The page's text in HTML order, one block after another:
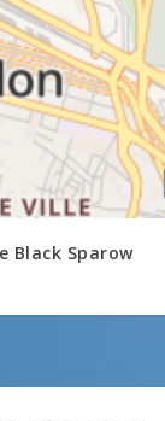
Black Sparow